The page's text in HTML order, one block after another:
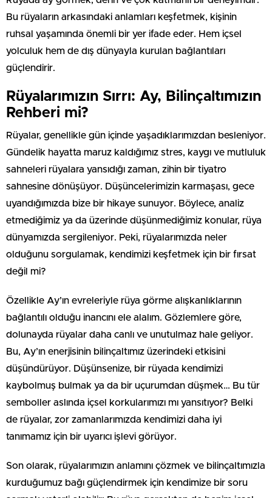
Bu rüyaların arkasındaki anlamları keşfetmek, kişinin
ruhsal yaşamında önemli bir yer ifade eder. Hem içsel
yolculuk hem de dış dünyayla kurulan bağlantıları
güçlendirir.
Rüyalarımızın Sırrı: Ay, Bilinçaltımızın
Rehberi mi?
Rüyalar, genellikle gün içinde yaşadıklarımızdan besleniyor.
Gündelik hayatta maruz kaldığımız stres, kaygı ve mutluluk
sahneleri rüyalara yansıdığı zaman, zihin bir tiyatro
sahnesine dönüşüyor. Düşüncelerimizin karmaşası, gece
uyandığımızda bize bir hikaye sunuyor. Böylece, analiz
etmediğimiz ya da üzerinde düşünmediğimiz konular, rüya
dünyamızda sergileniyor. Peki, rüyalarımızda neler
olduğunu sorgulamak, kendimizi keşfetmek için bir fırsat
değil mi?
Özellikle Ay’ın evreleriyle rüya görme alışkanlıklarının
bağlantılı olduğu inancını ele alalım. Gözlemlere göre,
dolunayda rüyalar daha canlı ve unutulmaz hale geliyor.
Bu, Ay’ın enerjisinin bilinçaltımız üzerindeki etkisini
düşündürüyor. Düşünsenize, bir rüyada kendimizi
kaybolmuş bulmak ya da bir uçurumdan düşmek… Bu tür
semboller aslında içsel korkularımızı mı yansıtıyor? Belki
de rüyalar, zor zamanlarımızda kendimizi daha iyi
tanımamız için bir uyarıcı işlevi görüyor.
Son olarak, rüyalarımızın anlamını çözmek ve bilinçaltımızla
kurduğumuz bağı güçlendirmek için kendimize bir soru